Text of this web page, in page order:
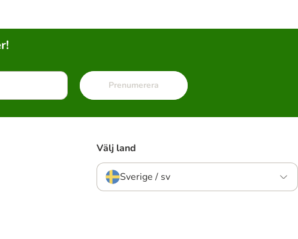
Prenumerera
Välj land
Sverige / sv